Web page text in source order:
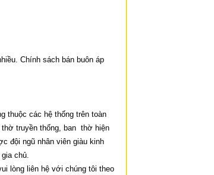
Chính sách bán buôn áp
thuộc các hệ thống trên toàn
truyền thống, ban thờ hiện
đội ngũ nhân viên giàu kinh
chủ.
lòng liên hệ với chúng tôi theo